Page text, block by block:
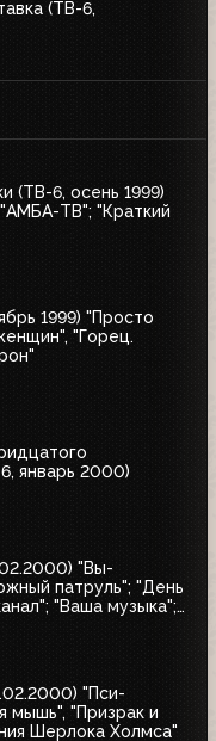
(ТВ-6,
(ТВ-6, осень 1999)
ТВ"; "Краткий
1999) "Просто
"Горец.
январь 2000)
"Вы-
патруль"; "День
"Ваша музыка";
"Пси-
мышь", "Призрак и
Шерлока Холмса"